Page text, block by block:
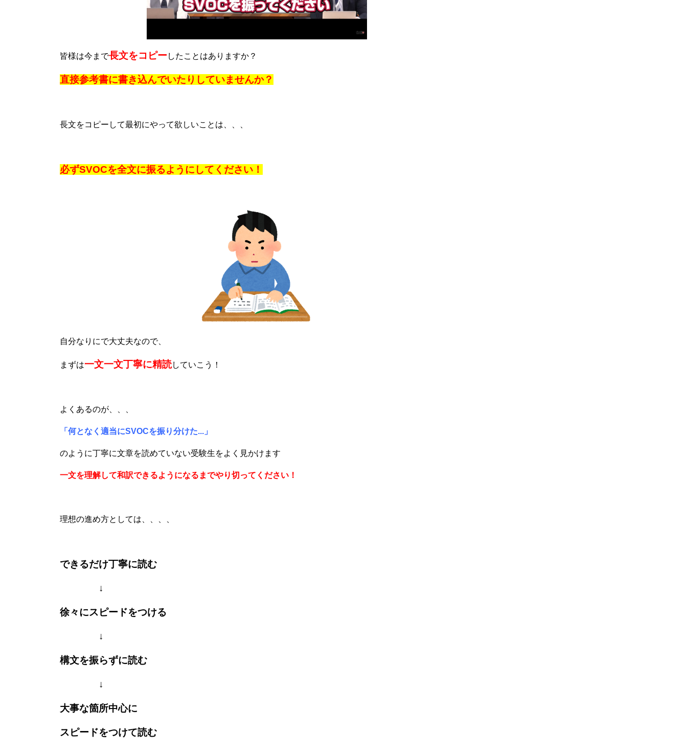
皆様は今まで長文をコピー したことはありますか？
直接参考書に書き込んでいたりしていませんか？
長文をコピーして最初にやって欲しいことは、、、
必ずSVOCを全文に振るようにしてください！
自分なりにで大丈夫なので、
まずは一文一文丁寧に精読していこう！
よくあるのが、、、
「何となく適当にSVOCを振り分けた...」
のように丁寧に文章を読めていない受験生をよく見かけます
一文を理解して和訳できるようになるまでやり切ってください！
理想の進め方としては、、、、
できるだけ丁寧に読む
↓
徐々にスピードをつける
↓
構文を振らずに読む
↓
大事な箇所中心に
スピードをつけて読む